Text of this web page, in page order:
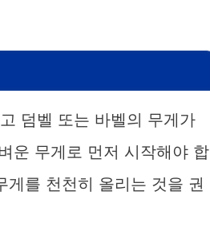
덤벨 또는 바벨의 무게가
운 무게로 먼저 시작해야 합
를 천천히 올리는 것을 권